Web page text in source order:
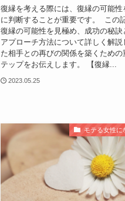
復縁を考える際には、復縁の可能性
に判断することが重要です。 この
復縁の可能性を見極め、成功の秘訣
アプローチ方法について詳しく解説
た相手との再びの関係を築くための
テップをお伝えします。 【復縁...
2023.05.25
モテる女性に